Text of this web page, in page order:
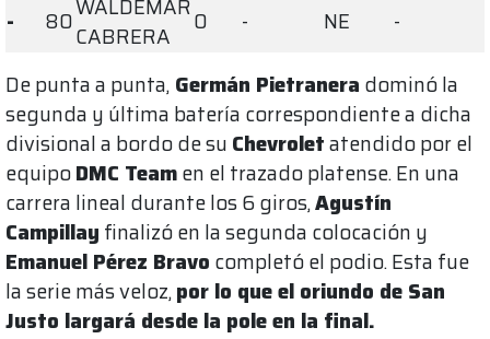
- 80WALDEMAR
CABRERA
0 - NE
-
De punta a punta, Germán Pietranera dominó la
segunda y última batería correspondiente a dicha
divisional a bordo de su Chevroletatendido por el
equipoDMC Teamen el trazado platense. En una
carrera lineal durante los 6 giros,Agustín
Campillay finalizó en la segunda colocación y
Emanuel Pérez Bravo completó el podio. Esta fue
la serie más veloz,por lo que el oriundo de San
Justo largará desde la pole en la final.